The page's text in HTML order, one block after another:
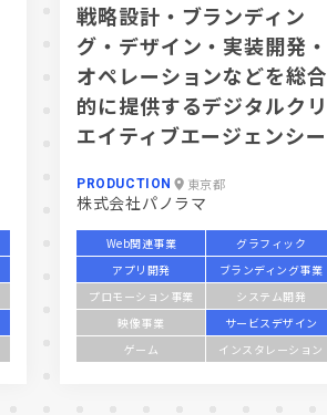
戦略設計・ブランディン
グ・デザイン・実装開発・
オペレーションなどを総合
的に提供するデジタルクリ
エイティブエージェンシー
PRODUCTION 東京都
株式会社パノラマ
Web関連事業
グラフィック
アプリ開発
ブランディング事業
プロモーション事業
システム開発
映像事業
サービスデザイン
ゲーム
インスタレーション